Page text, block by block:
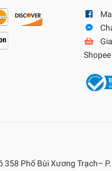
Shopee
358 Phố Bùi Xương Trạch–